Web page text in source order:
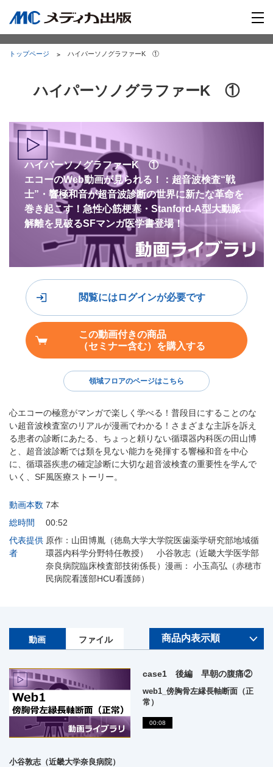
トップページ ハイパーソノグラファーK ①
ハイパーソノグラファーK ①
ハイパーソノグラファーK ①
エコーのWeb動画が見られる！：超音波検査“戦
士”・響極和音が超音波診断の世界に新たな革命を
巻き起こす！急性心筋梗塞・Stanford-A型大動脈
解離を見破るSFマンガ医学書登場！
心エコーの極意がマンガで楽しく学べる！普段目にすることのな
い超音波検査室のリアルが漫画でわかる！さまざまな主訴を訴え
る患者の診断にあたる、ちょっと頼りない循環器内科医の田山博
と、超音波診断では類を見ない能力を発揮する響極和音を中心
に、循環器疾患の確定診断に大切な超音波検査の重要性を学んで
いく、SF風医療ストーリー。
動画本数 7本
総時間
00:52
代表提供
者
原作：山田博胤（徳島大学大学院医歯薬学研究部地域循
環器内科学分野特任教授） 小谷敦志（近畿大学医学部
奈良病院臨床検査部技術係長）漫画： 小玉高弘（赤穂市
民病院看護部HCU看護師）
閲覧にはログインが必要です
この動画付きの商品
（セミナー含む）を購入する
領域フロアのページはこちら
動画 ファイル
case1 後編 早朝の腹痛②
web1_傍胸骨左縁長軸断面（正
常）
00:08
小谷敦志（近畿大学奈良病院）